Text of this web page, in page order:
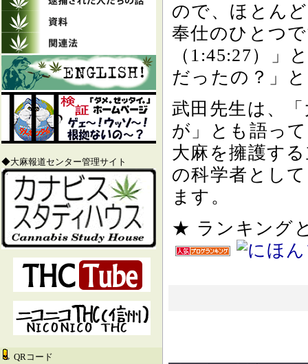
◆大麻報道センター管理サイト
QRコード
ので、ほとん
奉仕のひとつ
（1:45:27）」
だったの？」
武田先生は、
が」とも語っ
大麻を擁護す
の科学者とし
ます。
★ ランキン